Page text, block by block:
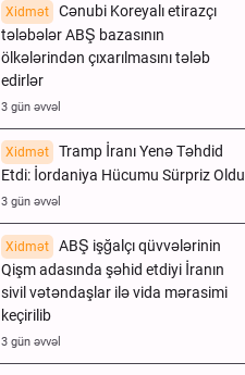
Xidmət
Cənubi Koreyalı etirazçı
tələbələr ABŞ bazasının
ölkələrindən çıxarılmasını tələb
edirlər
3 gün əvvəl
Xidmət
Tramp İranı Yenə Təhdid
Etdi: İordaniya Hücumu Sürpriz Oldu
3 gün əvvəl
Xidmət
ABŞ işğalçı qüvvələrinin
Qişm adasında şəhid etdiyi İranın
sivil vətəndaşlar ilə vida mərasimi
keçirilib
3 gün əvvəl